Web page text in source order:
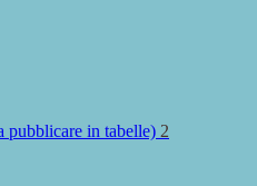
pubblicare in tabelle) 2